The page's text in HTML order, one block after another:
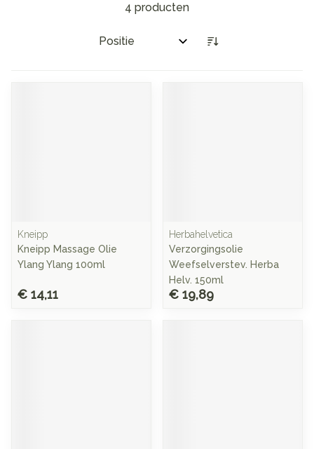
4 producten
Sorteer op:
Kneipp
Kneipp Massage Olie
Ylang Ylang 100ml
€ 14,11
Herbahelvetica
Verzorgingsolie
Weefselverstev. Herba
Helv. 150ml
€ 19,89